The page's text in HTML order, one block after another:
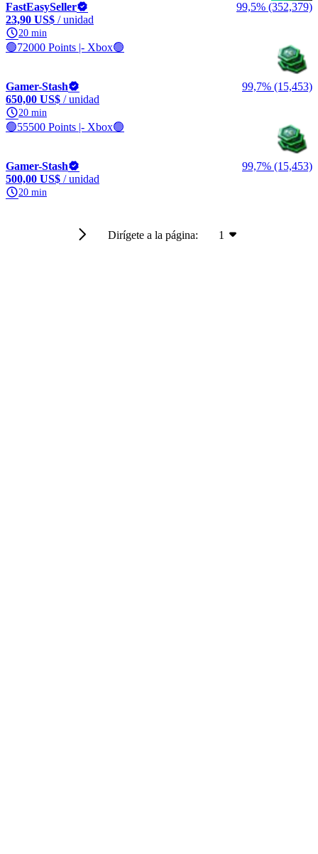
FastEasySeller
99,5% (352,379)
23,90 US$ / unidad
20 min
🟢72000 Points |- Xbox🟢
Gamer-Stash
99,7% (15,453)
650,00 US$ / unidad
20 min
🟢55500 Points |- Xbox🟢
Gamer-Stash
99,7% (15,453)
500,00 US$ / unidad
20 min
Dirígete a la página: 1